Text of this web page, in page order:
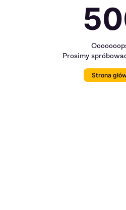
Prosimy
Strona